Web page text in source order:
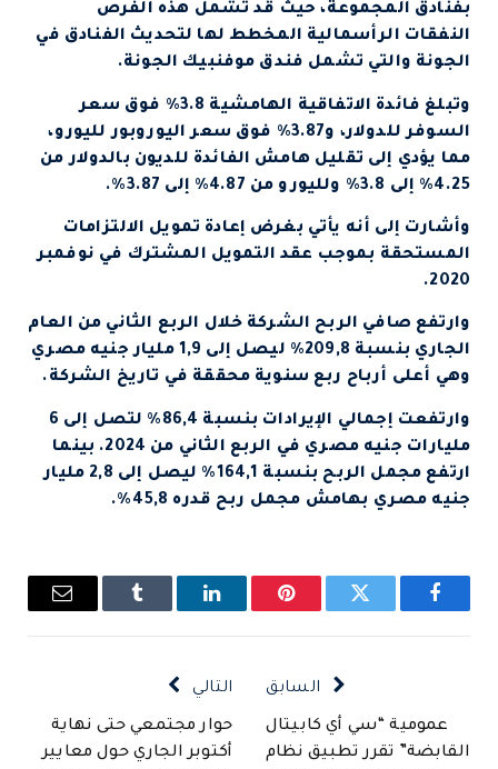
بفنادق المجموعة، حيث قد تشمل هذه الفرص
النفقات الرأسمالية المخطط لها لتحديث الفنادق في
الجونة والتي تشمل فندق موفنبيك الجونة.
وتبلغ فائدة الاتفاقية الهامشية 3.8% فوق سعر
السوفر للدولار، و3.87% فوق سعر اليوروبور لليورو،
مما يؤدي إلى تقليل هامش الفائدة للديون بالدولار من
4.25% إلى 3.8% ولليورو من 4.87% إلى 3.87%.
وأشارت إلى أنه يأتي بغرض إعادة تمويل الالتزامات
المستحقة بموجب عقد التمويل المشترك في نوفمبر
2020.
وارتفع صافي الربح الشركة خلال الربع الثاني من العام
الجاري بنسبة 209,8% ليصل إلى 1,9 مليار جنيه مصري
وهي أعلى أرباح ربع سنوية محققة في تاريخ الشركة.
وارتفعت إجمالي الإيرادات بنسبة 86,4% لتصل إلى 6
مليارات جنيه مصري في الربع الثاني من 2024. بينما
ارتفع مجمل الربح بنسبة 164,1% ليصل إلى 2,8 مليار
جنيه مصري بهامش مجمل ربح قدره 45,8%.
فيسبوك تويتر بينتيريستلينكدإن Tumblr
البريد
السابق
عمومية “سي أي كابيتال
القابضة” تقرر تطبيق نظام
التالي
حوار مجتمعي حتى نهاية
أكتوبر الجاري حول معايير